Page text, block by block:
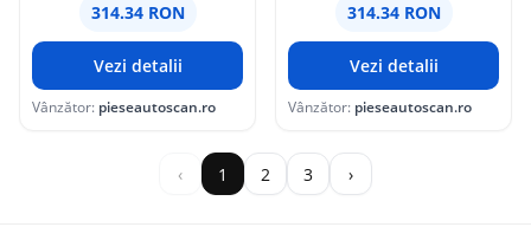
314.34 RON
Vezi detalii
Vânzător: pieseautoscan.ro
314.34 RON
Vezi detalii
Vânzător: pieseautoscan.ro
‹ 1 2 3 ›